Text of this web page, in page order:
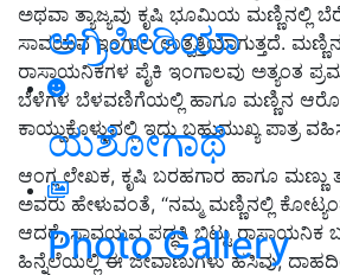
ಅಗ್ರಿಪೀಡಿಯಾ
ಯಶೋಗಾಥೆ
Photo Gallery
ಅಥವಾ ತ್ಯಾಜ್ಯವು ಕೃಷಿ ಭೂಮಿಯ ಮಣ್ಣಿನಲ್ಲಿ
ಸಾವಯವ ಇಂಗಾಲ ಉತ್ಪತ್ತಿಯಾಗುತ್ತದೆ.
ರಾಸಾಯನಿಕಗಳ ಪೈಕಿ ಇಂಗಾಲವು ಅತ್ಯಂತ
ಬೆಳೆಗಳ ಬೆಳವಣಿಗೆಯಲ್ಲಿ ಹಾಗೂ ಮಣ್ಣಿನ
ಕಾಯ್ದುಕೊಳ್ಳುವಲ್ಲಿ ಇದು ಬಹುಮುಖ್ಯ ಪಾತ್ರ
ಆಂಗ್ಲ ಲೇಖಕ, ಕೃಷಿ ಬರಹಗಾರ ಹಾಗೂ ಮಣ್ಣು
ಅವರು ಹೇಳುವಂತೆ, “ನಮ್ಮ ಮಣ್ಣಿನಲ್ಲಿ
ಆದರೆ, ಸಾವಯವ ಪದ್ಧತಿ ಬಿಟ್ಟು ರಾಸಾಯನಿಕ
ಹಿನ್ನೆಲೆಯಲ್ಲಿ ಈ ಜೀವಾಣುಗಳು ಹಸಿವು,